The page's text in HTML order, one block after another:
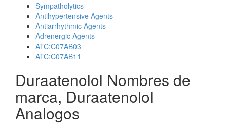
Sympatholytics
Antihypertensive Agents
Antiarrhythmic Agents
Adrenergic Agents
ATC:C07AB03
ATC:C07AB11
Duraatenolol Nombres de
marca, Duraatenolol
Analogos